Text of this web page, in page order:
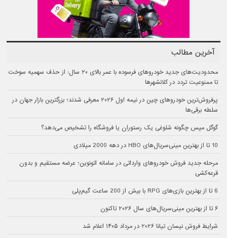
آخرین مطالب
محدودیت‌های جدید خودروهای فرسوده با عمر بالای ۲۰ سال: از حذف سهمیه سوخت
تا ممنوعیت تردد در کلانشهرها
پرفروش‌ترین خودروهای چین در نیمه اول ۲۰۲۶ معرفی شدند؛ بزرگترین بازار جهان در
سلطه برقی‌ها
گوگل مپس چگونه شلوغی یک رستوران یا فروشگاه را تشخیص می‌دهد؟
10 تا از بهترین مینی‌سریال‌های HBO در دهه 2000 میلادی
مرحله جدید فروش خودروهای وارداتی در سامانه اتونوین؛ عرضه مستقیم و بدون
قرعه‌کشی
6 تا از بهترین بازی‌های RPG با بیش از 200 ساعت گیم‌پلی
۶ تا از بهترین مینی‌سریال‌های سال ۲۰۲۶ تاکنون
شرایط فروش نیسان تیانا ۲۰۲۶ در مرداد ۱۴۰۵ اعلام شد